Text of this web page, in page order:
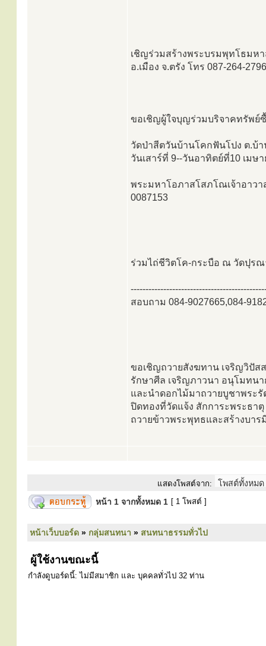
เชิญร่วมสร้างพระบรมพุทโธมห
อ.เมือง จ.ตรัง โทร 087-264-2796
ขอเชิญผู้ใจบุญร่วมบริจาคทรัพย์
วัดป่าสีตวันบ้านโคกฟันโปง ต.บ้า
วันเสาร์ที่ 9--วันอาทิตย์ที่10 เมษ
พระมหาโอภาสโสภโณเจ้าอาว
0087153
ร่วมไถ่ชีวิตโค-กระบือ ณ วัดปุรณ
สอบถาม 084-9027665,084-
ขอเชิญถวายสังฆทาน เจริญวิปั
รักษาศีล เจริญภาวนา อนุโมทนา
และนำดอกไม้มาถวายบูชาพระ
ปิดทองที่วัดแจ้ง สักการะพระธาตุ
ถวายข้าวพระพุทธและสร้างบา
แสดงโพสต์จาก:
หน้า 1 จากทั้งหมด 1 [ 1 โพสต์ ]
หน้าเว็บบอร์ด » กลุ่มสนทนา » สนทนาธรรมทั่วไป
ผู้ใช้งานขณะนี้
กำลังดูบอร์ดนี้: ไม่มีสมาชิก และ บุคคลทั่วไป 32 ท่าน